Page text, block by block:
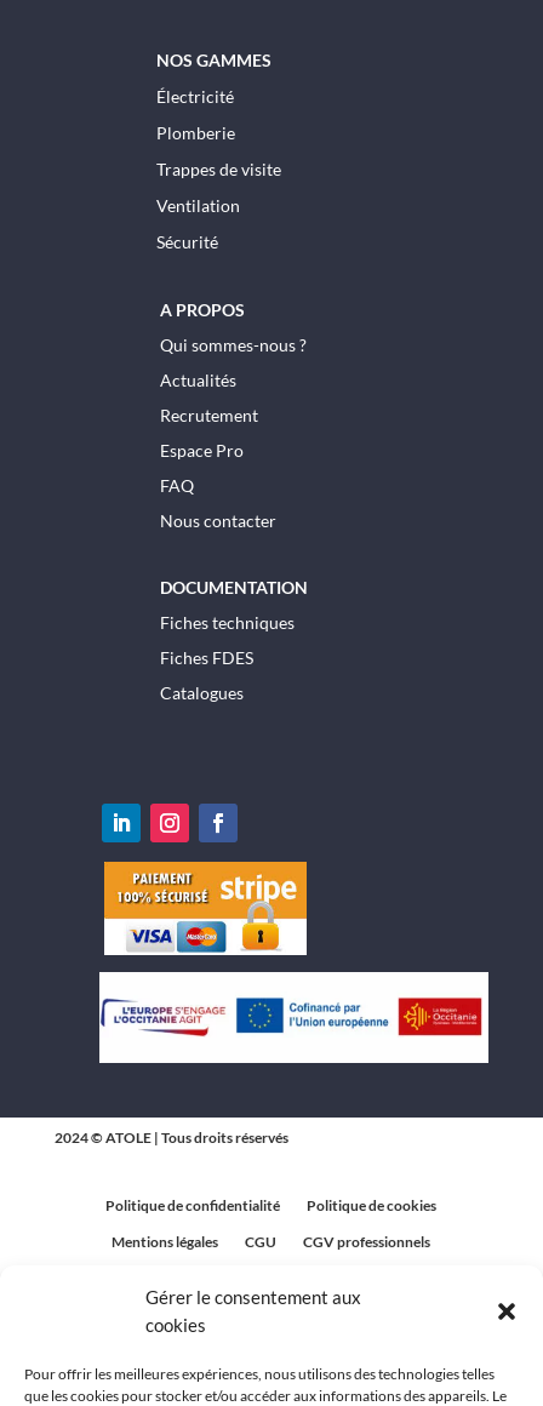
Gérer le consentement aux
cookies
Pour offrir les meilleures expériences, nous utilisons des technologies telles
que les cookies pour stocker et/ou accéder aux informations des appareils. Le
NOS GAMMES
Électricité
Plomberie
Trappes de visite
Ventilation
Sécurité
A PROPOS
Qui sommes-nous ?
Actualités
Recrutement
Espace Pro
FAQ
Nous contacter
DOCUMENTATION
Fiches techniques
Fiches FDES
Catalogues
2024 © ATOLE | Tous droits réservés
Politique de confidentialité
Politique de cookies
Mentions légales
CGU
CGV professionnels